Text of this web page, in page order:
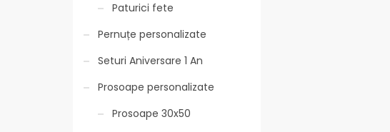
Paturici fete
Pernuțe personalizate
Seturi Aniversare 1 An
Prosoape personalizate
Prosoape 30x50